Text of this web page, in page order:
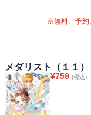
※無料、予約
メダリスト（１１）
¥759 (税込)